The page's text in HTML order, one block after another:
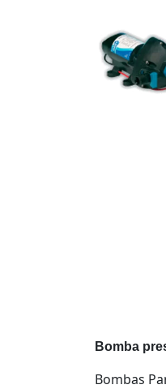
Bomba
Bombas